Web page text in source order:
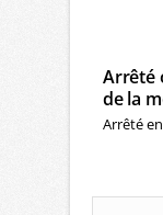
Arrêté
de la
Arrêté